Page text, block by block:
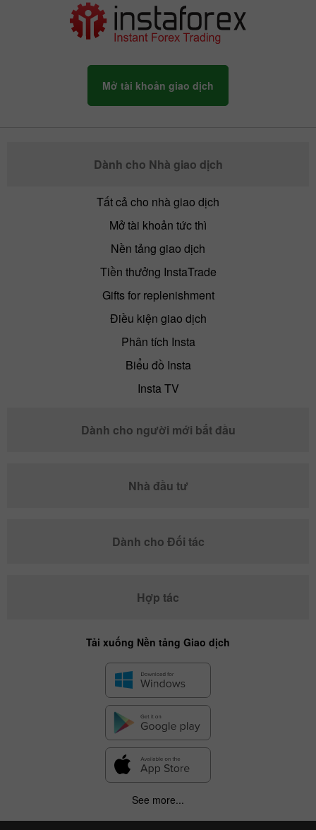
Mở tài khoản giao dịch
Dành cho Nhà giao dịch
Tất cả cho nhà giao dịch
Mở tài khoản tức thì
Nền tảng giao dịch
Tiền thưởng InstaTrade
Gifts for replenishment
Điều kiện giao dịch
Phân tích Insta
Biểu đồ Insta
Insta TV
Dành cho người mới bắt đầu
Nhà đầu tư
Dành cho Đối tác
Hợp tác
Tải xuống Nền tảng Giao dịch
See more...